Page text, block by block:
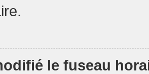
le fuseau